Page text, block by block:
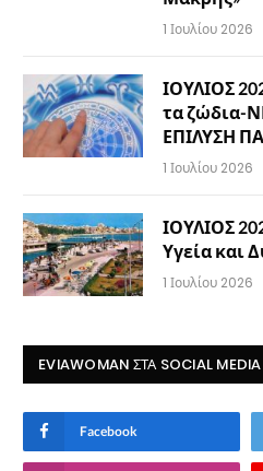
1 Ιουλίου 2026
ΙΟΥΛΙΟΣ
τα ζώδια-
ΕΠΙΛΥΣΗ
1 Ιουλίου 2026
ΙΟΥΛΙΟΣ
Υγεία και
1 Ιουλίου 2026
EVIAWOMAN ΣΤΑ SOCIAL MEDIA
Facebook